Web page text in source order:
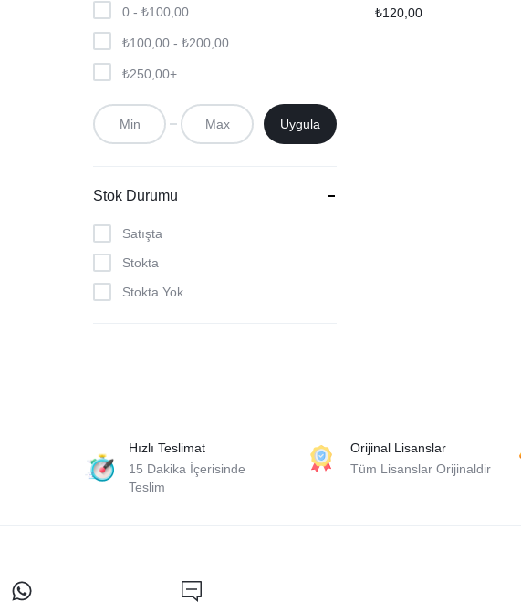
₺120,00
0 - ₺100,00
₺100,00 - ₺200,00
₺250,00+
Uygula
Stok Durumu
Satışta
Stokta
Stokta Yok
Hızlı Teslimat
15 Dakika İçerisinde
Teslim
Orijinal Lisanslar
Tüm Lisanslar Orijinaldir